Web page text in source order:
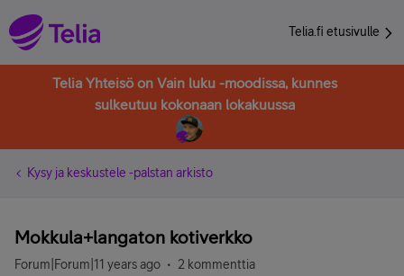
Telia.fi etusivulle
Telia Yhteisö on Vain luku -moodissa, kunnes
sulkeutuu kokonaan lokakuussa
Kysy ja keskustele -palstan arkisto
Mokkula+langaton kotiverkko
Forum|Forum|11 years ago 2 kommenttia